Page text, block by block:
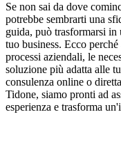
Se non sai da dove
potrebbe sembrarti una
guida, può trasformarsi in
tuo business. Ecco
processi aziendali, le
soluzione più adatta alle
consulenza online o
Tidone, siamo pronti ad
esperienza e trasforma